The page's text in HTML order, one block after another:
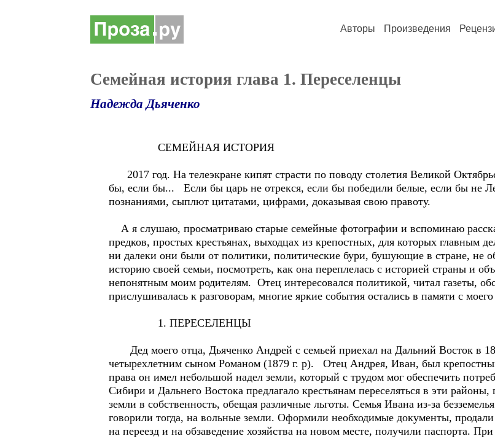
Авторы Произведения
Семейная история глава 1. Переселенцы
Надежда Дьяченко
СЕМЕЙНАЯ ИСТОРИЯ
2017 год. На телеэкране кипят страсти по поводу столетия Великой
бы, если бы... Если бы царь не отрекся, если бы победили белые, если бы не
познаниями, сыплют цитатами, цифрами, доказывая свою правоту.
А я слушаю, просматриваю старые семейные фотографии и вспоминаю
предков, простых крестьянах, выходцах из крепостных, для которых главным
ни далеки они были от политики, политические бури, бушующие в стране, не
историю своей семьи, посмотреть, как она переплелась с историей страны и
непонятным моим родителям. Отец интересовался политикой, читал газеты,
прислушивалась к разговорам, многие яркие события остались в памяти с
1. ПЕРЕСЕЛЕНЦЫ
Дед моего отца, Дьяченко Андрей с семьей приехал на Дальний Восток в
четырехлетним сыном Романом (1879 г. р). Отец Андрея, Иван, был
права он имел небольшой надел земли, который с трудом мог обеспечить
Сибири и Дальнего Востока предлагало крестьянам переселяться в эти
земли в собственность, обещая различные льготы. Семья Ивана из-за
говорили тогда, на вольные земли. Оформили необходимые документы,
на переезд и на обзаведение хозяйства на новом месте, получили паспорта.